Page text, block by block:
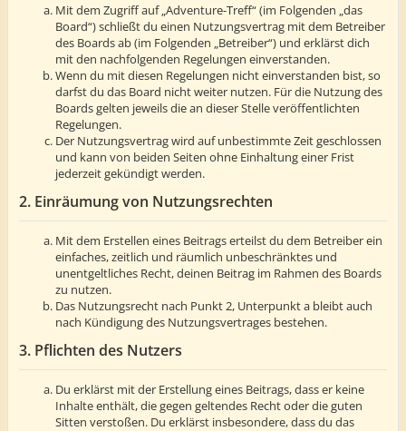
Mit dem Zugriff auf „Adventure-Treff“ (im Folgenden „das
Board“) schließt du einen Nutzungsvertrag mit dem Betreiber
des Boards ab (im Folgenden „Betreiber“) und erklärst dich
mit den nachfolgenden Regelungen einverstanden.
Wenn du mit diesen Regelungen nicht einverstanden bist, so
darfst du das Board nicht weiter nutzen. Für die Nutzung des
Boards gelten jeweils die an dieser Stelle veröffentlichten
Regelungen.
Der Nutzungsvertrag wird auf unbestimmte Zeit geschlossen
und kann von beiden Seiten ohne Einhaltung einer Frist
jederzeit gekündigt werden.
2. Einräumung von Nutzungsrechten
Mit dem Erstellen eines Beitrags erteilst du dem Betreiber ein
einfaches, zeitlich und räumlich unbeschränktes und
unentgeltliches Recht, deinen Beitrag im Rahmen des Boards
zu nutzen.
Das Nutzungsrecht nach Punkt 2, Unterpunkt a bleibt auch
nach Kündigung des Nutzungsvertrages bestehen.
3. Pflichten des Nutzers
Du erklärst mit der Erstellung eines Beitrags, dass er keine
Inhalte enthält, die gegen geltendes Recht oder die guten
Sitten verstoßen. Du erklärst insbesondere, dass du das